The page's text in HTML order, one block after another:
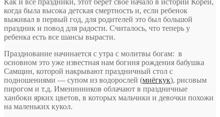
когда была высока детская смертность и, если ребенок
выживал в первый год, для родителей это был большой
праздник и повод для радости. Считалось, что теперь у
ребенка есть все шансы вырасти.
Празднование начинается с утра с молитвы богам: в
основном это уже известная нам богиня рождения бабушка
Самщин, которой накрывают праздничный стол с
подношениями — супом из водорослей (миёгкук), рисовым
пирогом и т.д. Именинников облачают в праздничные
ханбоки ярких цветов, в которых мальчики и девочки похожи
на маленьких кукол.